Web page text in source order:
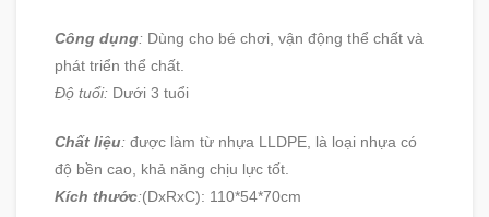
Công dụng: Dùng cho bé chơi, vận động thể chất và
phát triển thể chất.
Độ tuổi: Dưới 3 tuổi
Chất liệu: được làm từ nhựa LLDPE, là loại nhựa có
độ bền cao, khả năng chịu lực tốt.
Kích thước:(DxRxC): 110*54*70cm